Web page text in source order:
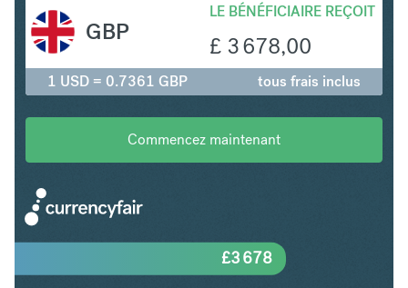
LE BÉNÉFICIAIRE REÇOIT
£ 3 678,00
GBP
1 USD = 0.7361 GBP tous frais inclus
Commencez maintenant
£3 678